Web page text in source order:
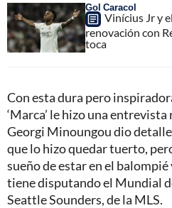
Gol Caracol
Vinícius Jr y
renovación con
toca
Con esta dura pero
‘Marca’ le hizo una
Georgi Minoungou dio
que lo hizo quedar tuerto,
sueño de estar en el
tiene disputando el Mundial
Seattle Sounders, de la MLS.